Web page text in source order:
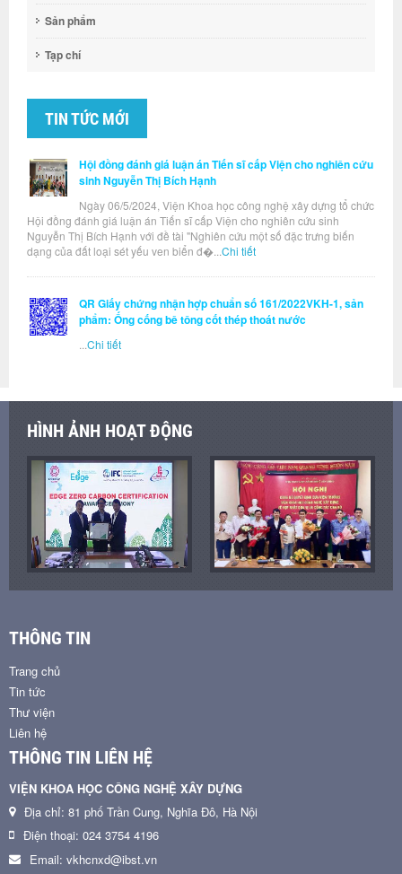
Sản phẩm
Tạp chí
TIN TỨC MỚI
Hội đồng đánh giá luận án Tiến sĩ cấp Viện cho nghiên cứu
sinh Nguyễn Thị Bích Hạnh
Ngày 06/5/2024, Viện Khoa học công nghệ xây dựng tổ chức
Hội đồng đánh giá luận án Tiến sĩ cấp Viện cho nghiên cứu sinh
Nguyễn Thị Bích Hạnh với đề tài "Nghiên cứu một số đặc trưng biến
dạng của đất loại sét yếu ven biển đ�... Chi tiết
QR Giấy chứng nhận hợp chuẩn số 161/2022VKH-1, sản
phẩm: Ống cống bê tông cốt thép thoát nước
Chi tiết
HÌNH ẢNH HOẠT ĐỘNG
THÔNG TIN
Trang chủ
Tin tức
Thư viện
Liên hệ
THÔNG TIN LIÊN HỆ
VIỆN KHOA HỌC CÔNG NGHỆ XÂY DỰNG
Địa chỉ: 81 phố Trần Cung, Nghĩa Đô, Hà Nội
Điện thoại: 024 3754 4196
Email: vkhcnxd@ibst.vn